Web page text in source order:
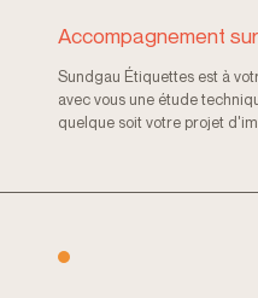
Accompagnement
Sundgau Étiquettes est à
avec vous une étude
quelque soit votre projet